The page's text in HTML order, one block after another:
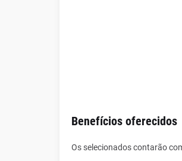
Benefícios oferecidos
Os selecionados contarão